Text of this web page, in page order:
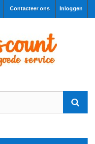
Inloggen
Contacteer ons